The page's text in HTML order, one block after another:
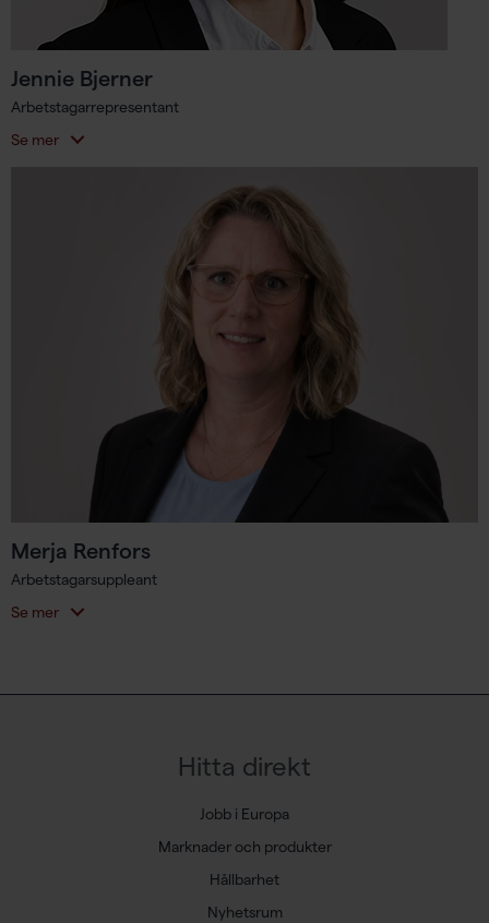
Jennie Bjerner
Arbetstagarrepresentant
Se mer
Merja Renfors
Arbetstagarsuppleant
Se mer
Hitta direkt
Jobb i Europa
Marknader och produkter
Hållbarhet
Nyhetsrum